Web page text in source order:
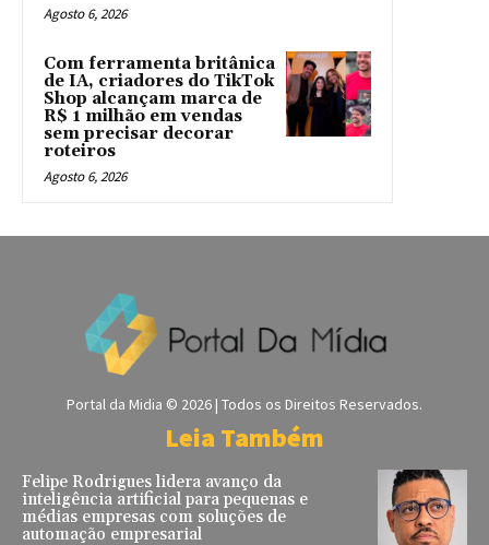
Agosto 6, 2026
Com ferramenta britânica
de IA, criadores do TikTok
Shop alcançam marca de
R$ 1 milhão em vendas
sem precisar decorar
roteiros
Agosto 6, 2026
Portal da Midia © 2026 | Todos os Direitos Reservados.
Leia Também
Felipe Rodrigues lidera avanço da
inteligência artificial para pequenas e
médias empresas com soluções de
automação empresarial